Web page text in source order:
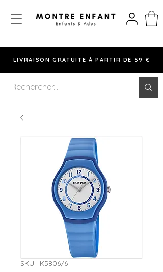
LIVRAISON GRATUITE À PARTIR DE 59 €
SKU : K5806/6